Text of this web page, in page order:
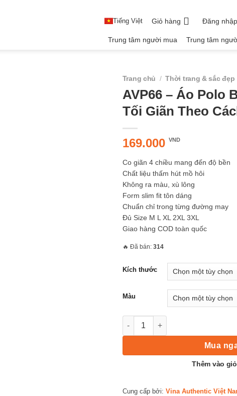
Tiếng Việt Giỏ hàng Đăng
Trung tâm người mua Trung tâm
Trang chủ / Thời trang & sắc đẹp
AVP66 – Áo Polo
Tối Giãn Theo
169.000 VND
Co giãn 4 chiều mang đến độ bền
Chất liệu thấm hút mồ hôi
Không ra màu, xù lông
Form slim fit tôn dáng
Chuẩn chỉ trong từng đường may
Đủ Size M L XL 2XL 3XL
Giao hàng COD toàn quốc
🔥 Đã bán: 314
Kích thước
Màu
AVP66 – Áo Polo Bacis Couple
Mua
Thêm vào
Cung cấp bởi: Vina Authentic Việt